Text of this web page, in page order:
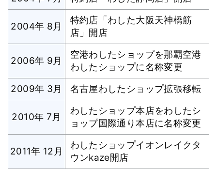
2004年 8月
特約店「わした大阪天神橋筋
店」開店
2006年 9月
空港わしたショップを那覇空港
わしたショップに名称変更
2009年 3月
名古屋わしたショップ拡張移転
2010年 7月
わしたショップ本店をわしたシ
ョップ国際通り本店に名称変更
2011年 12月
わしたショップイオンレイクタ
ウンkaze開店